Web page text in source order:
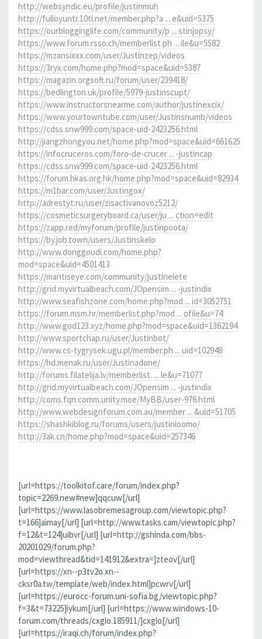
http://websyndic.eu/profile/justinmuh
http://fulloyuntr.10tl.net/member.php?a ... e&uid=5375
https://ourblogginglife.com/community/p ... stinjopsy/
https://www.forum.rsso.ch/memberlist.ph ... ile&u=5582
https://mzansixxx.com/user/Justinzep/videos
https://3ryx.com/home.php?mod=space&uid=5387
https://magazin.orgsoft.ru/forum/user/239418/
https://bedlington.uk/profile/5979-justinscupt/
https://www.instructorsnearme.com/author/justinexcix/
https://www.yourtowntube.com/user/Justinsnumb/videos
https://cdss.snw999.com/space-uid-2423256.html
http://jiangzhongyou.net/home.php?mod=space&uid=661625
https://infocruceros.com/foro-de-crucer ... -justincap
https://cdss.snw999.com/space-uid-2423256.html
https://forum.hkas.org.hk/home.php?mod=space&uid=82934
https://m1bar.com/user/Justingox/
http://adrestyt.ru/user/zisactivanovoz5212/
https://cosmeticsurgeryboard.ca/user/ju ... ction=edit
https://zapp.red/myforum/profile/justinpoota/
https://by.job.town/users/Justinskelo
http://www.donggoudi.com/home.php?
mod=space&uid=4501413
https://mantiseye.com/community/justinelete
http://grid.myvirtualbeach.com/JOpensim ... -justindix
http://www.seafishzone.com/home.php?mod ... id=3052751
https://forum.msm.hr/memberlist.php?mod ... ofile&u=74
http://www.god123.xyz/home.php?mod=space&uid=1362194
http://www.sportchap.ru/user/Justinbot/
http://www.cs-tygrysek.ugu.pl/member.ph ... uid=102948
https://hd.menak.ru/user/Justinadone/
http://forums.filatelija.lv/memberlist. ... le&u=71077
http://grid.myvirtualbeach.com/JOpensim ... -justindix
http://coms.fqn.comm.unity.moe/MyBB/user-976.html
http://www.webdesignforum.com.au/member ... &uid=51705
https://shashkiblog.ru/forums/users/justinloomo/
http://3ak.cn/home.php?mod=space&uid=257346
[url=https://toolkitof.care/forum/index.php?
topic=2269.new#new]qqcuw[/url]
[url=https://www.lasobremesagroup.com/viewtopic.php?
t=166]aimay[/url] [url=http://www.tasks.cam/viewtopic.php?
f=12&t=124]uibvr[/url] [url=http://gshinda.com/bbs-
20201029/forum.php?
mod=viewthread&tid=141912&extra=]zteov[/url]
[url=https://xn--p3tv2o.xn--
cksr0a.tw/template/web/index.html]pcwrv[/url]
[url=https://eurocc-forum.uni-sofia.bg/viewtopic.php?
f=3&t=73225]iykum[/url] [url=https://www.windows-10-
forum.com/threads/cxglo.185911/]cxglo[/url]
[url=https://iraqi.ch/forum/index.php?